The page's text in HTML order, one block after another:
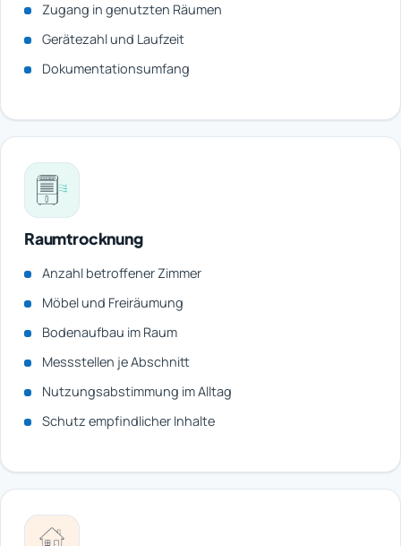
Zugang in genutzten Räumen
Gerätezahl und Laufzeit
Dokumentationsumfang
Raumtrocknung
Anzahl betroffener Zimmer
Möbel und Freiräumung
Bodenaufbau im Raum
Messstellen je Abschnitt
Nutzungsabstimmung im Alltag
Schutz empfindlicher Inhalte